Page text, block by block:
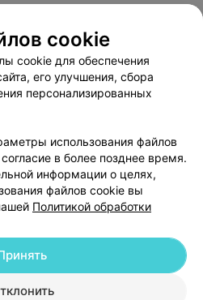
Способы оплаты
Партнеры
103.by
данных
| 220012, Республика Беларусь,
cookie
cookie для обеспечения
его улучшения, сбора
персонализированных
использования файлов
в более позднее время.
информации о целях,
файлов cookie вы
Политикой обработки